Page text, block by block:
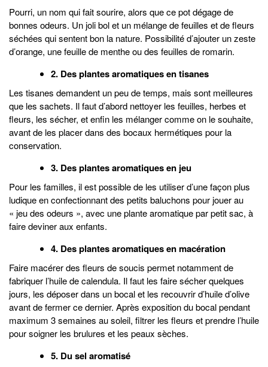
Pourri, un nom qui fait sourire, alors que ce pot dégage de
bonnes odeurs. Un joli bol et un mélange de feuilles et de fleurs
séchées qui sentent bon la nature. Possibilité d’ajouter un zeste
d’orange, une feuille de menthe ou des feuilles de romarin.
2. Des plantes aromatiques en tisanes
Les tisanes demandent un peu de temps, mais sont meilleures
que les sachets. Il faut d’abord nettoyer les feuilles, herbes et
fleurs, les sécher, et enfin les mélanger comme on le souhaite,
avant de les placer dans des bocaux hermétiques pour la
conservation.
3. Des plantes aromatiques en jeu
Pour les familles, il est possible de les utiliser d’une façon plus
ludique en confectionnant des petits baluchons pour jouer au
« jeu des odeurs », avec une plante aromatique par petit sac, à
faire deviner aux enfants.
4. Des plantes aromatiques en macération
Faire macérer des fleurs de soucis permet notamment de
fabriquer l’huile de calendula. Il faut les faire sécher quelques
jours, les déposer dans un bocal et les recouvrir d’huile d’olive
avant de fermer ce dernier. Après exposition du bocal pendant
maximum 3 semaines au soleil, filtrer les fleurs et prendre l’huile
pour soigner les brulures et les peaux sèches.
5. Du sel aromatisé